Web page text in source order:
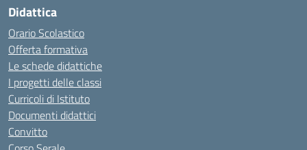
Didattica
Orario Scolastico
Offerta formativa
Le schede didattiche
I progetti delle classi
Curricoli di Istituto
Documenti didattici
Convitto